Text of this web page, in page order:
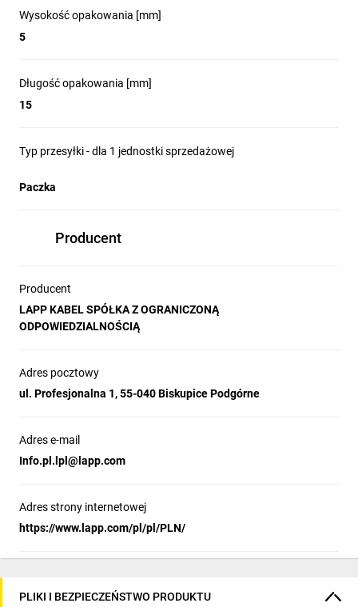
Wysokość opakowania [mm]
5
Długość opakowania [mm]
15
Typ przesyłki - dla 1 jednostki sprzedażowej
Paczka
Producent
Producent
LAPP KABEL SPÓŁKA Z OGRANICZONĄ
ODPOWIEDZIALNOŚCIĄ
Adres pocztowy
ul. Profesjonalna 1, 55-040 Biskupice Podgórne
Adres e-mail
Info.pl.lpl@lapp.com
Adres strony internetowej
https://www.lapp.com/pl/pl/PLN/
PLIKI I BEZPIECZEŃSTWO PRODUKTU